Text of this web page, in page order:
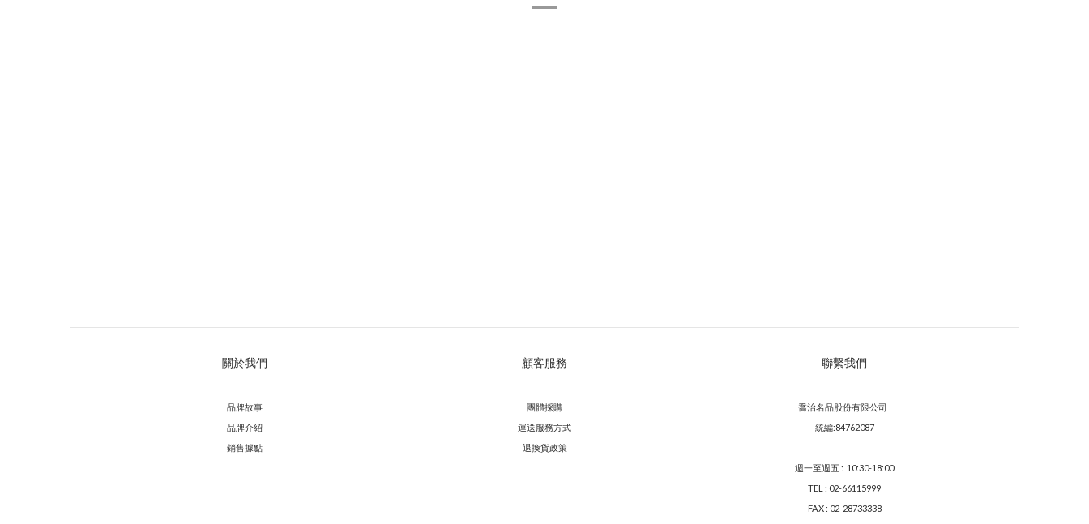
關於我們
品牌故事
品牌介紹
銷售據點
顧客服務
團體採購
運送服務方式
退換貨政策
聯繫我們
喬治名品股份有限公司
統編:84762087
週一至週五 : 10:30-18:00
TEL : 02-66115999
FAX : 02-28733338